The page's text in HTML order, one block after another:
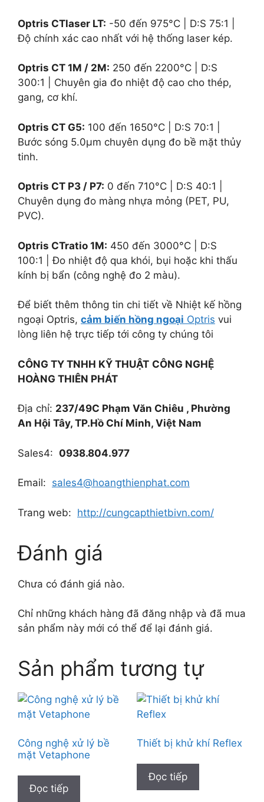
Optris CTlaser LT: -50 đến 975°C | D:S 75:1
Độ chính xác cao nhất với hệ thống laser kép.
Optris CT 1M / 2M: 250 đến 2200°C | D:S
300:1 | Chuyên gia đo nhiệt độ cao cho thép,
gang, cơ khí.
Optris CT G5: 100 đến 1650°C | D:S 70:1
Bước sóng 5.0µm chuyên dụng đo bề mặt thủy
tinh.
Optris CT P3 / P7: 0 đến 710°C | D:S 40:1
Chuyên dụng đo màng nhựa mỏng (PET, PU,
PVC).
Optris CTratio 1M: 450 đến 3000°C | D:S
100:1 | Đo nhiệt độ qua khói, bụi hoặc khi thấu
kính bị bẩn (công nghệ đo 2 màu).
Để biết thêm thông tin chi tiết về Nhiệt kế hồng
ngoại Optris, cảm biến hồng ngoại Optris vui
lòng liên hệ trực tiếp tới công ty chúng tôi
CÔNG TY TNHH KỸ THUẬT CÔNG NGHỆ
HOÀNG THIÊN PHÁT
Địa chỉ: 237/49C Phạm Văn Chiêu , Phường
An Hội Tây, TP.Hồ Chí Minh, Việt Nam
Sales4: 0938.804.977
Email: sales4@hoangthienphat.com
Trang web: http://cungcapthietbivn.com/
Đánh giá
Chưa có đánh giá nào.
Chỉ những khách hàng đã đăng nhập và đã mua
sản phẩm này mới có thể để lại đánh giá.
Sản phẩm tương tự
Công nghệ xử lý bề
mặt Vetaphone
Đọc tiếp
Thiết bị khử khí Reflex
Đọc tiếp